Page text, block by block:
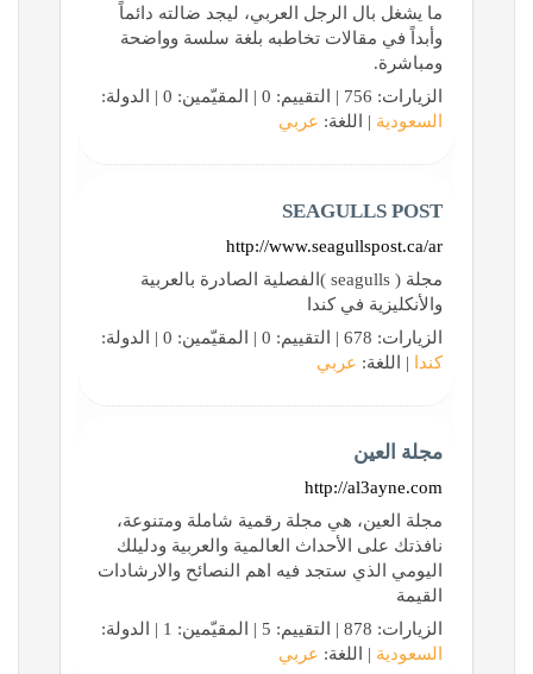
ما يشغل بال الرجل العربي، ليجد ضالته دائماً
وأبداً في مقالات تخاطبه بلغة سلسة وواضحة
ومباشرة.
الزيارات: 756 | التقييم: 0 | المقيّمين: 0 | الدولة:
السعودية | اللغة: عربي
SEAGULLS POST
http://www.seagullspost.ca/ar
مجلة ( seagulls )الفصلية الصادرة بالعربية
والأنكليزية في كندا
الزيارات: 678 | التقييم: 0 | المقيّمين: 0 | الدولة:
كندا
| اللغة: عربي
مجلة العين
http://al3ayne.com
مجلة العين، هي مجلة رقمية شاملة ومتنوعة،
نافذتك على الأحداث العالمية والعربية ودليلك
اليومي الذي ستجد فيه اهم النصائح والارشادات
القيمة
الزيارات: 878 | التقييم: 5 | المقيّمين: 1 | الدولة:
السعودية | اللغة: عربي